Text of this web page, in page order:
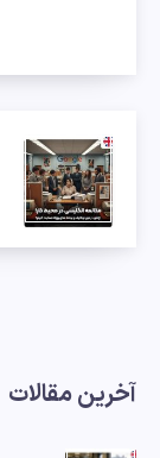
آخرین مقالات